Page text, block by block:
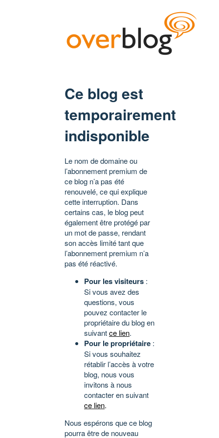
Ce blog est
temporairement
indisponible
Le nom de domaine ou
l’abonnement premium de
ce blog n’a pas été
renouvelé, ce qui explique
cette interruption. Dans
certains cas, le blog peut
également être protégé par
un mot de passe, rendant
son accès limité tant que
l’abonnement premium n’a
pas été réactivé.
Pour les visiteurs :
Si vous avez des
questions, vous
pouvez contacter le
propriétaire du blog en
suivantce lien.
Pour le propriétaire :
Si vous souhaitez
rétablir l’accès à votre
blog, nous vous
invitons à nous
contacter en suivant
ce lien.
Nous espérons que ce blog
pourra être de nouveau